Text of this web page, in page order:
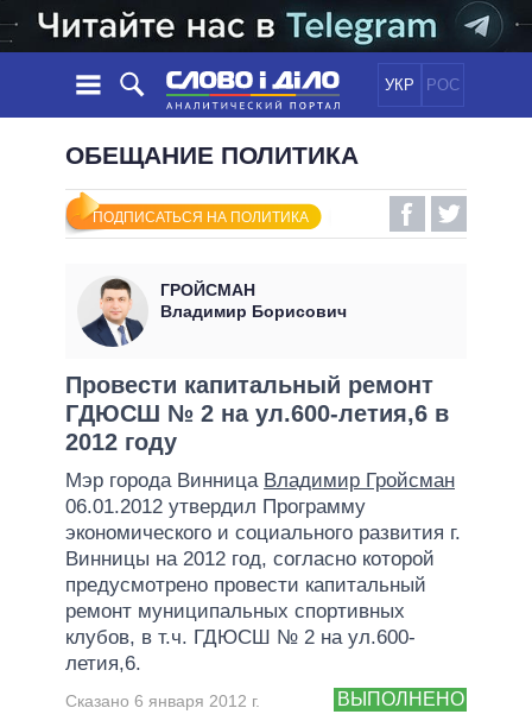
УКР РОС
НОВОСТИ
ЛЕНТА
СОБЫТИЯ
МНЕНИЯ
ОБЗОРЫ
ДАЙДЖЕСТЫ
ПОЛИТИКА
ЭКОНОМИКА
МИР
ОБЕЩАНИЯ
ВСЕ ПОЛИТИКИ
ПРЕЗИДЕНТ И ОФИС
ВЕРХОВНАЯ РАДА
КАБИНЕТ МИНИСТРОВ
ГЛАВЫ ОБЛАДМИНИСТРАЦИЙ
МЭРЫ
ВСЕ ПЕРСОНЫ
ИНФОГРАФИКА
ПОДДЕРЖАТЬ
ОБЕЩАНИЕ ПОЛИТИКА
ПОДПИСАТЬСЯ НА ПОЛИТИКА
ГРОЙСМАН
Владимир Борисович
Провести капитальный ремонт
ГДЮСШ № 2 на ул.600-летия,6 в
2012 году
Мэр города Винница Владимир Гройсман
06.01.2012 утвердил Программу
экономического и социального развития г.
Винницы на 2012 год, согласно которой
предусмотрено провести капитальный
ремонт муниципальных спортивных
клубов, в т.ч. ГДЮСШ № 2 на ул.600-
летия,6.
ВЫПОЛНЕНО
Сказано 6 января 2012 г.